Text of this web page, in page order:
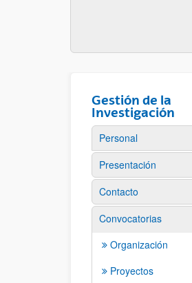
Gestión de la
Investigación
Personal
Presentación
Contacto
Convocatorias
Organización
Proyectos